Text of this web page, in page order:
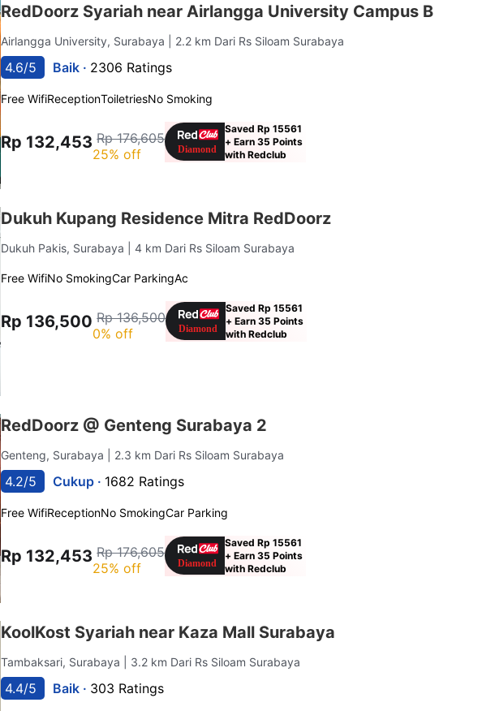
RedDoorz Syariah near Airlangga University Campus B
Airlangga University, Surabaya | 2.2 km Dari Rs Siloam Surabaya
4.6/5 Baik · 2306 Ratings
Free WifiReceptionToiletriesNo Smoking
Rp 132,453 Rp 176,605
25% off
Saved Rp 15561
+ Earn 35 Points
with Redclub
Dukuh Kupang Residence Mitra RedDoorz
Dukuh Pakis, Surabaya | 4 km Dari Rs Siloam Surabaya
Free WifiNo SmokingCar ParkingAc
Rp 136,500 Rp 136,500
0% off
Saved Rp 15561
+ Earn 35 Points
with Redclub
RedDoorz @ Genteng Surabaya 2
Genteng, Surabaya | 2.3 km Dari Rs Siloam Surabaya
4.2/5 Cukup · 1682 Ratings
Free WifiReceptionNo SmokingCar Parking
Rp 132,453 Rp 176,605
25% off
Saved Rp 15561
+ Earn 35 Points
with Redclub
KoolKost Syariah near Kaza Mall Surabaya
Tambaksari, Surabaya | 3.2 km Dari Rs Siloam Surabaya
4.4/5 Baik · 303 Ratings